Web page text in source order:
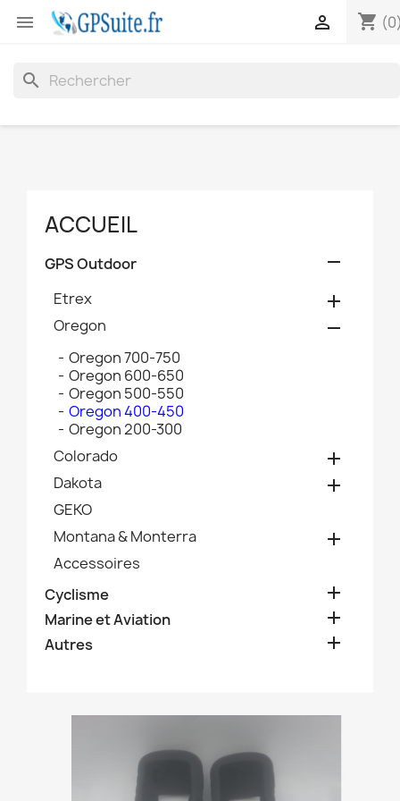
 shopping_cart

search
ACCUEIL
GPS Outdoor 
Etrex 
Oregon 
Oregon 700-750
Oregon 600-650
Oregon 500-550
Oregon 400-450
Oregon 200-300
Colorado

Dakota 
GEKO
Montana & Monterra

Accessoires
Cyclisme

Marine et Aviation 
Autres 